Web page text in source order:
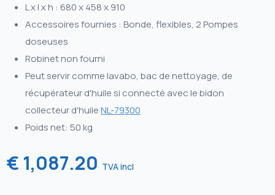
L x l x h : 680 x 458 x 910
Accessoires fournies : Bonde, flexibles, 2 Pompes
doseuses
Robinet non fourni
Peut servir comme lavabo, bac de nettoyage, de
récupérateur d'huile si connecté avec le bidon
collecteur d'huileNL-79300
Poids net: 50 kg
€ 1,087.20 TVA incl